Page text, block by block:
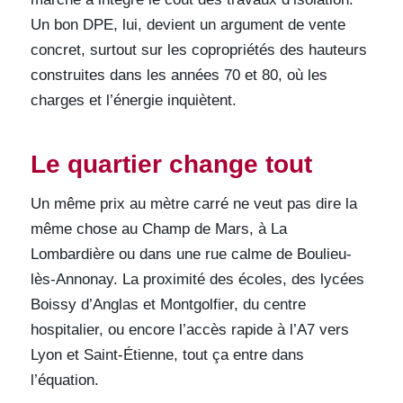
Un bon DPE, lui, devient un argument de vente
concret, surtout sur les copropriétés des hauteurs
construites dans les années 70 et 80, où les
charges et l’énergie inquiètent.
Le quartier change tout
Un même prix au mètre carré ne veut pas dire la
même chose au Champ de Mars, à La
Lombardière ou dans une rue calme de Boulieu-
lès-Annonay. La proximité des écoles, des lycées
Boissy d’Anglas et Montgolfier, du centre
hospitalier, ou encore l’accès rapide à l’A7 vers
Lyon et Saint-Étienne, tout ça entre dans
l’équation.